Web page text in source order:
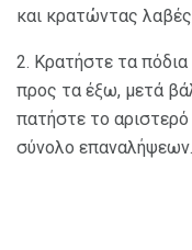
και κρατώντας
2. Κρατήστε τα πόδια
προς τα έξω, μετά
πατήστε το
σύνολο επαναλήψεων.